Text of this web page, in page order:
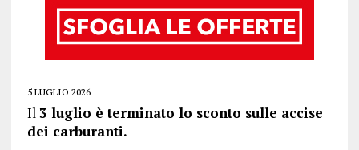
5 LUGLIO 2026
Il3 luglio è terminato lo sconto sulle accise
dei carburanti.